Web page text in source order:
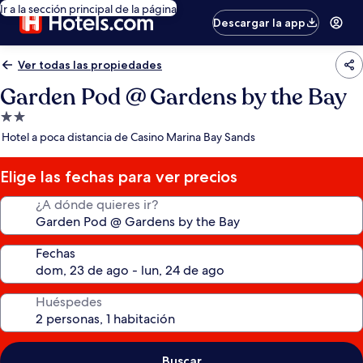
Ir a la sección principal de la página
Descargar la app
Ver todas las propiedades
Garden Pod @ Gardens by the Bay
Propiedad
de
estrellas
Hotel a poca distancia de Casino Marina Bay Sands
Elige las fechas para ver precios
¿A dónde quieres ir?
Fechas
Huéspedes